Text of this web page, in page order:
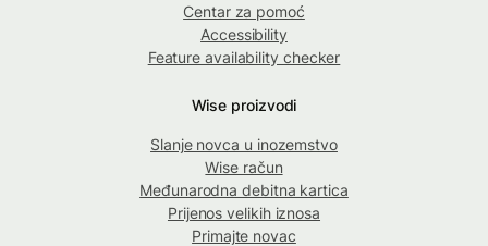
Centar za pomoć
Accessibility
Feature availability checker
Wise proizvodi
Slanje novca u inozemstvo
Wise račun
Međunarodna debitna kartica
Prijenos velikih iznosa
Primajte novac